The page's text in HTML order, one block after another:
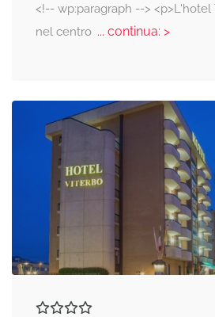
<!-- wp:paragraph --> <p>L'hotel
nel centro... continua: >